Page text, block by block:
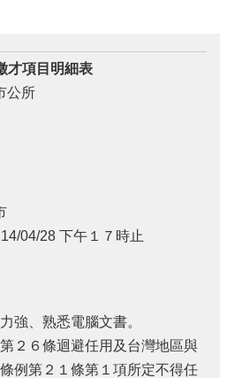
才項目明細表
公所
04/28 下午１７時止
強、熟悉電腦文書。
２６條迴避任用及台灣地區與
例第２１條第１項所定不得任